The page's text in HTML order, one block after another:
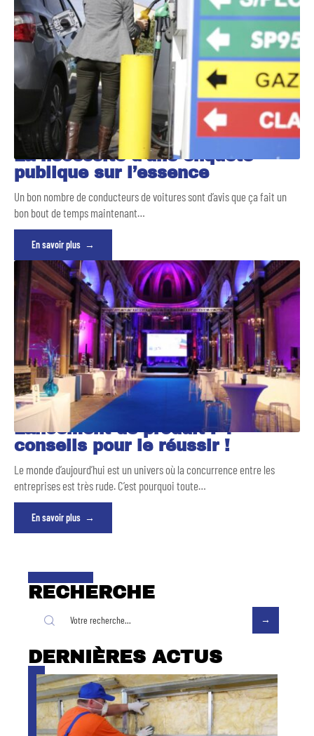
La nécessité d’une enquête
publique sur l’essence
Un bon nombre de conducteurs de voitures sont d’avis que ça fait un
bon bout de temps maintenant…
En savoir plus
Lancement de produit : 4
conseils pour le réussir !
Le monde d’aujourd’hui est un univers où la concurrence entre les
entreprises est très rude. C’est pourquoi toute…
En savoir plus
RECHERCHE
DERNIÈRES ACTUS